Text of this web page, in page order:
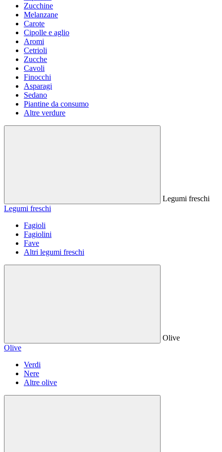
Zucchine
Melanzane
Carote
Cipolle e aglio
Aromi
Cetrioli
Zucche
Cavoli
Finocchi
Asparagi
Sedano
Piantine da consumo
Altre verdure
Legumi freschi
Legumi freschi
Fagioli
Fagiolini
Fave
Altri legumi freschi
Olive
Olive
Verdi
Nere
Altre olive